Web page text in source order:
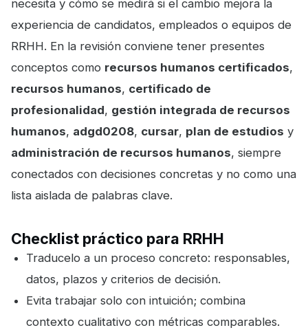
necesita y cómo se medirá si el cambio mejora la
experiencia de candidatos, empleados o equipos de
RRHH. En la revisión conviene tener presentes
conceptos como recursos humanos certificados,
recursos humanos, certificado de
profesionalidad, gestión integrada de recursos
humanos, adgd0208, cursar, plan de estudios y
administración de recursos humanos, siempre
conectados con decisiones concretas y no como una
lista aislada de palabras clave.
Checklist práctico para RRHH
Traducelo a un proceso concreto: responsables,
datos, plazos y criterios de decisión.
Evita trabajar solo con intuición; combina
contexto cualitativo con métricas comparables.